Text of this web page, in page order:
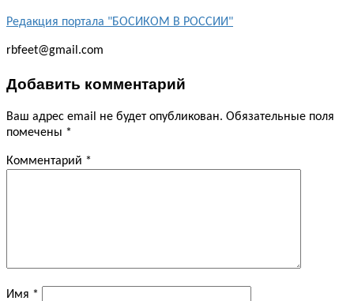
Редакция портала "БОСИКОМ В РОССИИ"
rbfeet@gmail.com
Добавить комментарий
Ваш адрес email не будет опубликован. Обязательные поля
помечены *
Комментарий *
Имя *